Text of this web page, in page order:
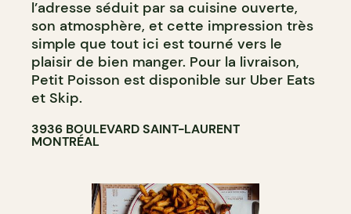
l’adresse séduit par sa cuisine ouverte,
son atmosphère, et cette impression très
simple que tout ici est tourné vers le
plaisir de bien manger. Pour la livraison,
Petit Poisson est disponible sur Uber Eats
et Skip.
3936 BOULEVARD SAINT-LAURENT
MONTRÉAL